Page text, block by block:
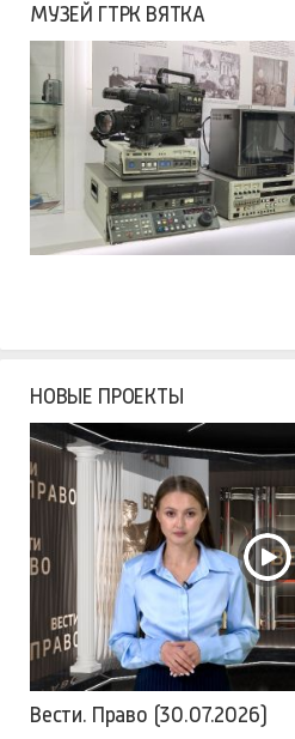
МУЗЕЙ ГТРК ВЯТКА
НОВЫЕ ПРОЕКТЫ
Вести. Право (30.07.2026)